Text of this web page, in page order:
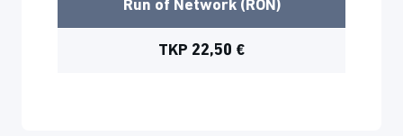
Run of Network (RON)
TKP 22,50 €